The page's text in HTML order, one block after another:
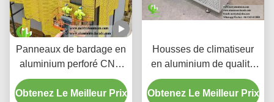
Panneaux de bardage en
aluminium perforé CNC
personnalisés avec
alliage 3003 H14/H24 et
Obtenez Le Meilleur Prix
Housses de climatiseur
en aluminium de qualité
supérieure | Écrans de
protection décoratifs
Obtenez Le Meilleur Prix